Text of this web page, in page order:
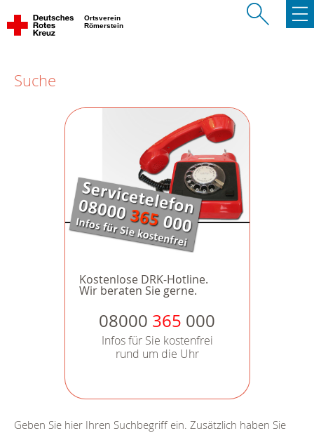
Ortsverein
Römerstein
Suche
Kostenlose DRK-Hotline.
Wir beraten Sie gerne.
08000 365 000
Infos für Sie kostenfrei
rund um die Uhr
Geben Sie hier Ihren Suchbegriff ein. Zusätzlich haben Sie